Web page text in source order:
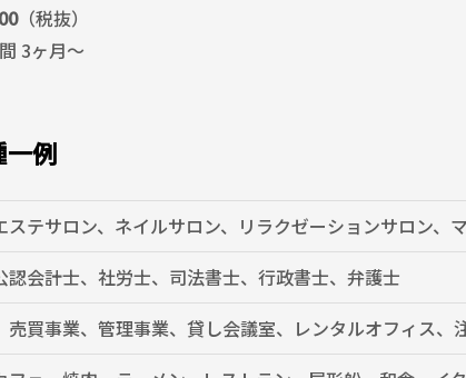
（税抜）
3ヶ月〜
一例
ステサロン、ネイルサロン、リラクゼーションサロン、
認会計士、社労士、司法書士、行政書士、弁護士
売買事業、管理事業、貸し会議室、レンタルオフィス、